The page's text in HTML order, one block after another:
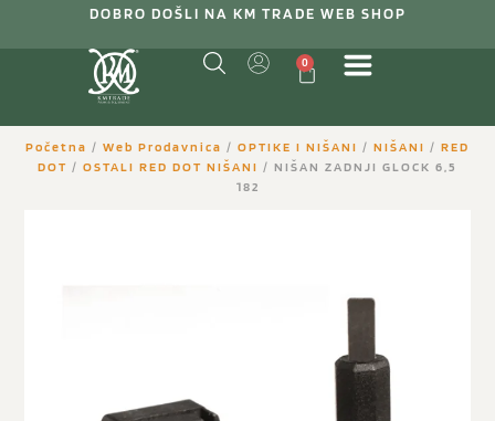
DOBRO DOŠLI NA KM TRADE WEB SHOP
0
Početna / Web Prodavnica / OPTIKE I NIŠANI / NIŠANI / RED
DOT / OSTALI RED DOT NIŠANI / NIŠAN ZADNJI GLOCK 6,5
182